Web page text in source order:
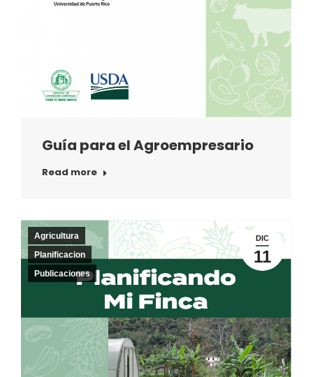
Guía para el Agroempresario
Read more
DIC
11
Agricultura
Planificacion
Publicaciones